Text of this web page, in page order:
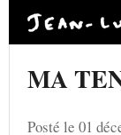
MA
Posté le 01